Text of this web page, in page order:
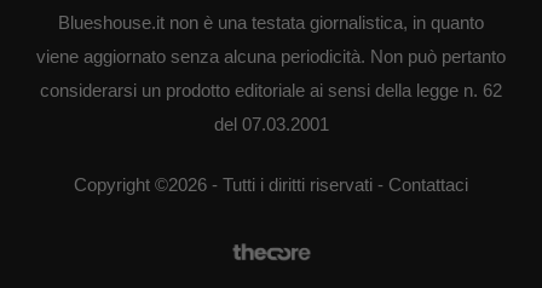
Blueshouse.it non è una testata giornalistica, in quanto
viene aggiornato senza alcuna periodicità. Non può pertanto
considerarsi un prodotto editoriale ai sensi della legge n. 62
del 07.03.2001
Copyright ©2026 - Tutti i diritti riservati - Contattaci